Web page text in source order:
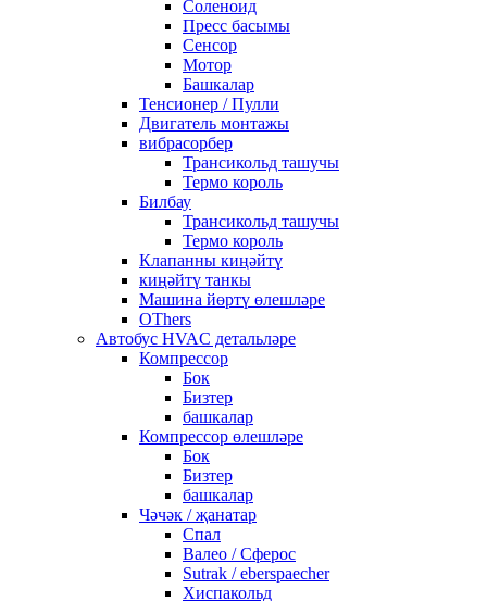
Соленоид
Пресс басымы
Сенсор
Мотор
Башкалар
Тенсионер / Пулли
Двигатель монтажы
вибрасорбер
Трансикольд ташучы
Термо король
Билбау
Трансикольд ташучы
Термо король
Клапанны киңәйтү
киңәйтү танкы
Машина йөртү өлешләре
OThers
Автобус HVAC детальләре
Компрессор
Бок
Бизтер
башкалар
Компрессор өлешләре
Бок
Бизтер
башкалар
Чәчәк / җанатар
Спал
Валео / Сферос
Sutrak / eberspaecher
Хиспакольд